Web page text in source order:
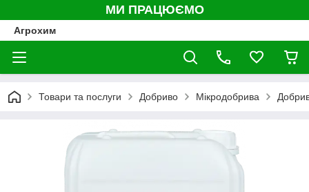
МИ ПРАЦЮЄМО
Агрохим
Товари та послуги Добриво Мікродобрива